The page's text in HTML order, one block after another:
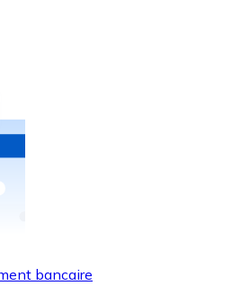
en espèces et d'autres
bancaire